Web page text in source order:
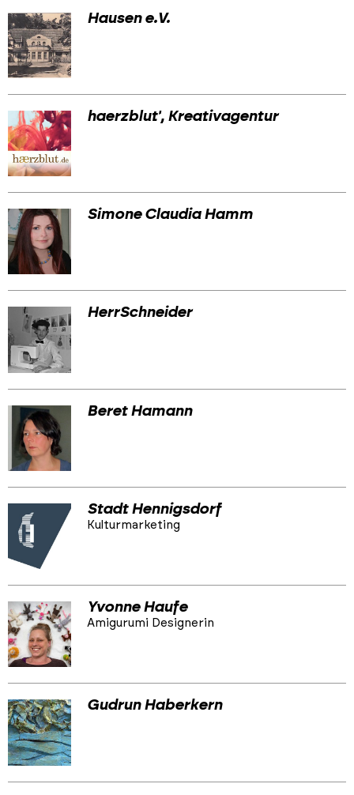
Hausen e.V.
haerzblut', Kreativagentur
Simone Claudia Hamm
HerrSchneider
Beret Hamann
Stadt Hennigsdorf
Kulturmarketing
Yvonne Haufe
Amigurumi Designerin
Gudrun Haberkern